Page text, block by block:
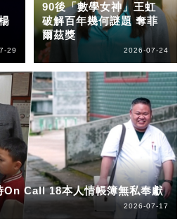
29
90後「數學女神」王虹
破解百年幾何謎題 奪菲
爾茲獎
2026-07-24
On Call 18本人情帳簿無私奉獻
2026-07-17